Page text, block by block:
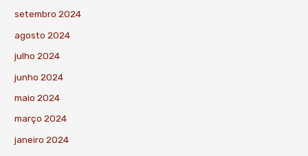
setembro 2024
agosto 2024
julho 2024
junho 2024
maio 2024
março 2024
janeiro 2024